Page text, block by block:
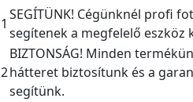
1
SEGÍTÜNK! Cégünknél profi
segítenek a megfelelő eszköz
2
BIZTONSÁG! Minden
hátteret biztosítunk és a
segítünk.